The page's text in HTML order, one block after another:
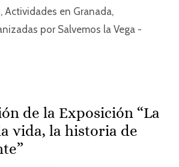
, Actividades en Granada,
por Salvemos la Vega -
de la Exposición “La
vida, la historia de